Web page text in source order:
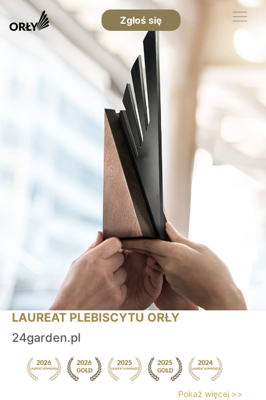
Zgłoś się
LAUREAT PLEBISCYTU ORŁY
24garden.pl
Pokaż więcej >>